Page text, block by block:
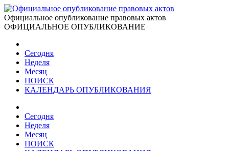
Официальное опубликование правовых актов
ОФИЦИАЛЬНОЕ ОПУБЛИКОВАНИЕ
Сегодня
Неделя
Месяц
ПОИСК
КАЛЕНДАРЬ ОПУБЛИКОВАНИЯ
Сегодня
Неделя
Месяц
ПОИСК